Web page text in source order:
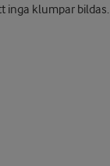
inga klumpar bildas.